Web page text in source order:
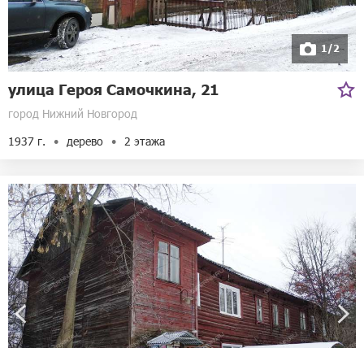
1/2
улица Героя Самочкина, 21
город Нижний Новгород
1937 г.
дерево 2 этажа